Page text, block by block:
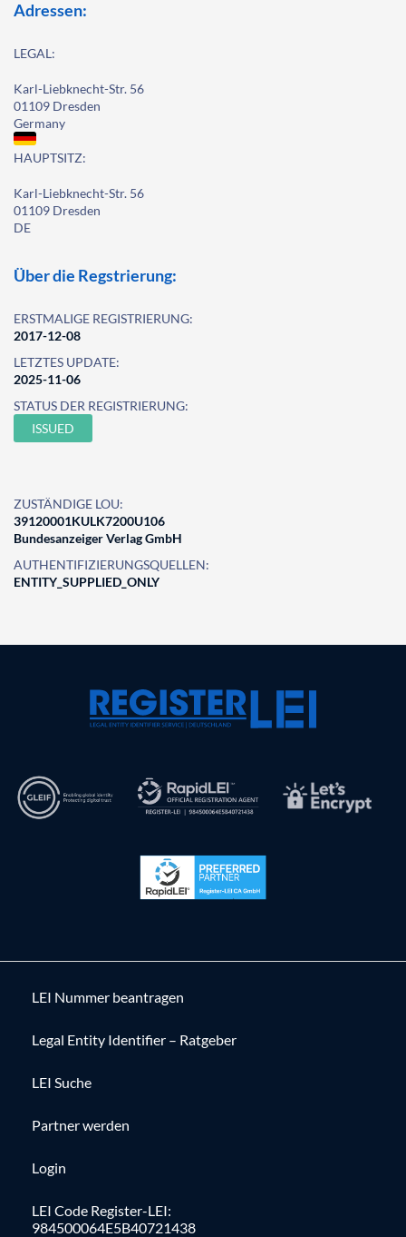
Adressen:
LEGAL:
Karl-Liebknecht-Str. 56
01109 Dresden
Germany
HAUPTSITZ:
Karl-Liebknecht-Str. 56
01109 Dresden
DE
Über die Regstrierung:
ERSTMALIGE REGISTRIERUNG:
2017-12-08
LETZTES UPDATE:
2025-11-06
STATUS DER REGISTRIERUNG:
ISSUED
ZUSTÄNDIGE LOU:
39120001KULK7200U106
Bundesanzeiger Verlag GmbH
AUTHENTIFIZIERUNGSQUELLEN:
ENTITY_SUPPLIED_ONLY
LEI Nummer beantragen
Legal Entity Identifier – Ratgeber
LEI Suche
Partner werden
Login
LEI Code Register-LEI:
984500064E5B40721438